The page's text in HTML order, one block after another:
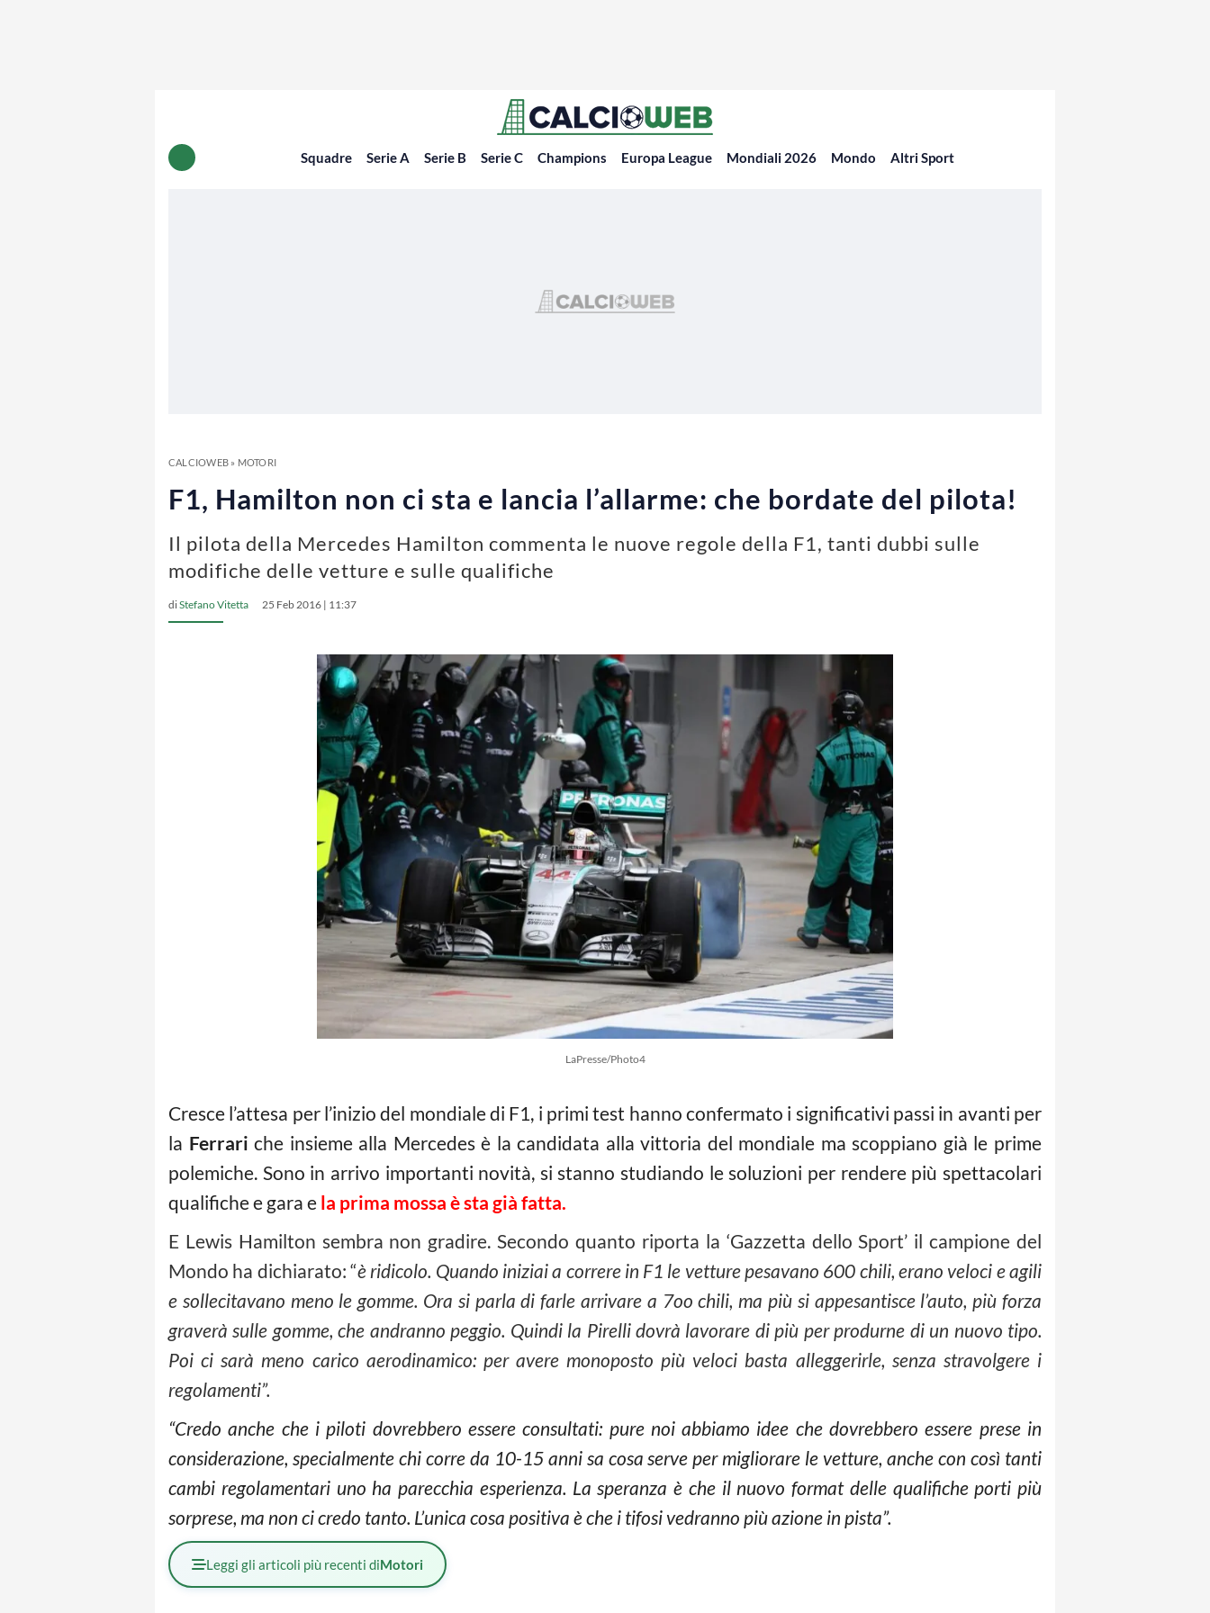
Squadre Serie A Serie B Serie C Champions Europa League Mondiali 2026 Mondo Altri Sport
CALCIOWEB» MOTORI
F1, Hamilton non ci sta e lancia l’allarme: che bordate del pilota!
Il pilota della Mercedes Hamilton commenta le nuove regole della F1, tanti dubbi sulle
modifiche delle vetture e sulle qualifiche
diStefano Vitetta 25 Feb 2016 | 11:37
LaPresse/Photo4
Cresce l’attesa per l’inizio del mondiale di F1, i primi test hanno confermato i significativi passi in avanti per
la Ferrari che insieme alla Mercedes è la candidata alla vittoria del mondiale ma scoppiano già le prime
polemiche. Sono in arrivo importanti novità, si stanno studiando le soluzioni per rendere più spettacolari
qualifiche e gara e la prima mossa è sta già fatta.
E Lewis Hamilton sembra non gradire. Secondo quanto riporta la ‘Gazzetta dello Sport’ il campione del
Mondo ha dichiarato: “è ridicolo. Quando iniziai a correre in F1 le vetture pesavano 600 chili, erano veloci e agili
e sollecitavano meno le gomme. Ora si parla di farle arrivare a 7oo chili, ma più si appesantisce l’auto, più forza
graverà sulle gomme, che andranno peggio. Quindi la Pirelli dovrà lavorare di più per produrne di un nuovo tipo.
Poi ci sarà meno carico aerodinamico: per avere monoposto più veloci basta alleggerirle, senza stravolgere i
regolamenti”.
“Credo anche che i piloti dovrebbero essere consultati: pure noi abbiamo idee che dovrebbero essere prese in
considerazione, specialmente chi corre da 10-15 anni sa cosa serve per migliorare le vetture, anche con così tanti
cambi regolamentari uno ha parecchia esperienza. La speranza è che il nuovo format delle qualifiche porti più
sorprese, ma non ci credo tanto. L’unica cosa positiva è che i tifosi vedranno più azione in pista”.
Leggi gli articoli più recenti diMotori